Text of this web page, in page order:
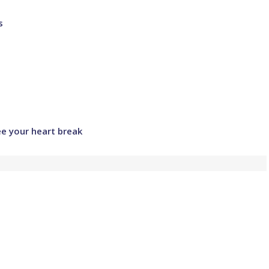
your heart break